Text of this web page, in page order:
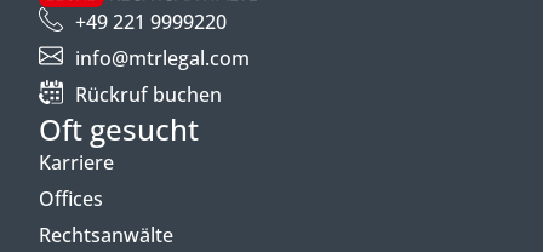
+49 221 9999220
info@mtrlegal.com
Rückruf buchen
Oft gesucht
Karriere
Offices
Rechtsanwälte